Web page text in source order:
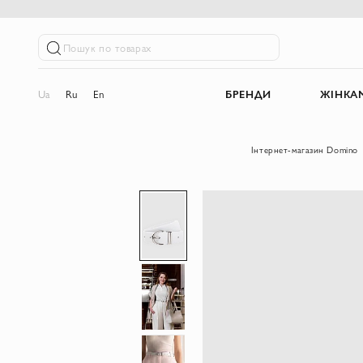
Пошук по товарах
Ua Ru En БРЕНДИ
Інтернет-магазин Domino
кінця
зображень